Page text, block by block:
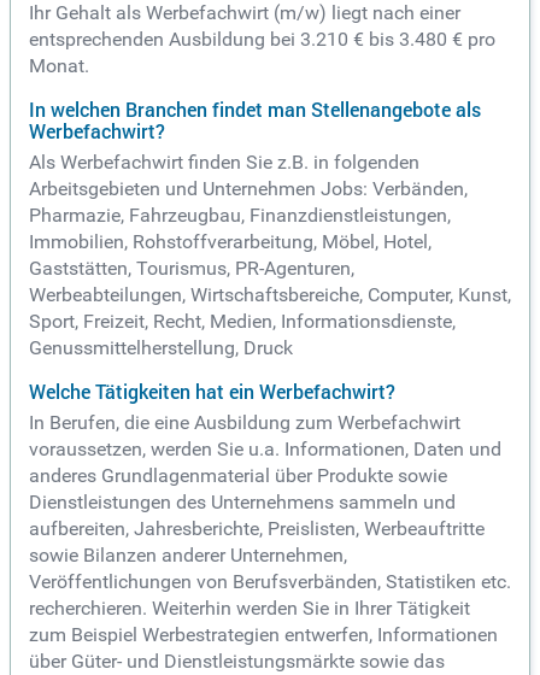
Ihr Gehalt als Werbefachwirt (m/w) liegt nach einer
entsprechenden Ausbildung bei 3.210 € bis 3.480 € pro
Monat.
In welchen Branchen findet man Stellenangebote als
Werbefachwirt?
Als Werbefachwirt finden Sie z.B. in folgenden
Arbeitsgebieten und Unternehmen Jobs: Verbänden,
Pharmazie, Fahrzeugbau, Finanzdienstleistungen,
Immobilien, Rohstoffverarbeitung, Möbel, Hotel,
Gaststätten, Tourismus, PR-Agenturen,
Werbeabteilungen, Wirtschaftsbereiche, Computer, Kunst,
Sport, Freizeit, Recht, Medien, Informationsdienste,
Genussmittelherstellung, Druck
Welche Tätigkeiten hat ein Werbefachwirt?
In Berufen, die eine Ausbildung zum Werbefachwirt
voraussetzen, werden Sie u.a. Informationen, Daten und
anderes Grundlagenmaterial über Produkte sowie
Dienstleistungen des Unternehmens sammeln und
aufbereiten, Jahresberichte, Preislisten, Werbeauftritte
sowie Bilanzen anderer Unternehmen,
Veröffentlichungen von Berufsverbänden, Statistiken etc.
recherchieren. Weiterhin werden Sie in Ihrer Tätigkeit
zum Beispiel Werbestrategien entwerfen, Informationen
über Güter- und Dienstleistungsmärkte sowie das